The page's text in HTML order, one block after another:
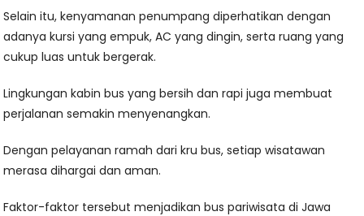
Selain itu, kenyamanan penumpang diperhatikan dengan
adanya kursi yang empuk, AC yang dingin, serta ruang yang
cukup luas untuk bergerak.
Lingkungan kabin bus yang bersih dan rapi juga membuat
perjalanan semakin menyenangkan.
Dengan pelayanan ramah dari kru bus, setiap wisatawan
merasa dihargai dan aman.
Faktor-faktor tersebut menjadikan bus pariwisata di Jawa